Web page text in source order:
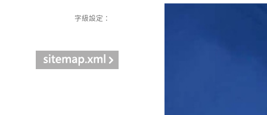
字級設定：